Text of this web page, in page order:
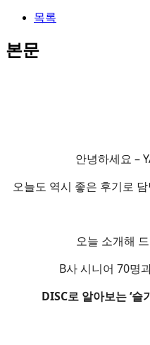
목록
본문
안녕하세요 –
오늘도 역시 좋은 후기로
오늘 소개해
B사 시니어 70명
DISC로 알아보는 ‘슬